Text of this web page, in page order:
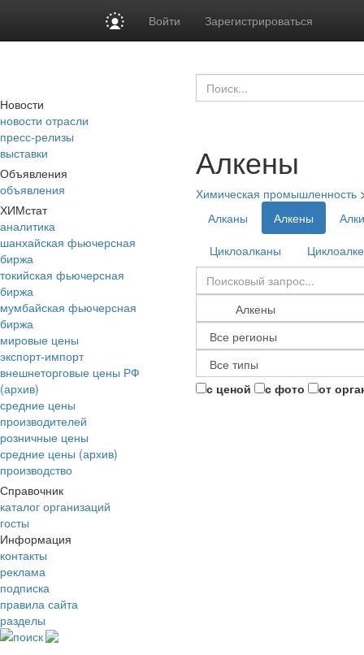
Войти Зарегистрироваться
Новости
новости отрасли
пресс-релизы
выставки
Объявления
объявления
ХИМстат
аналитика
шанхайская фьючерсная
биржа
токийская фьючерсная
биржа
мумбайская фьючерсная
биржа
мировые цены
экспорт-импорт
внешнеторговые цены РФ
(архив)
средние цены
производителей
розничные цены
средние цены (архив)
производство
Справочник
каталог организаций
госты
Информация
контакты
реклама
подписка
правила сайта
разделы
поиск
Алкены
Химическая промышленность
Алканы
Алкены
Циклоалканы
с ценой с фото от